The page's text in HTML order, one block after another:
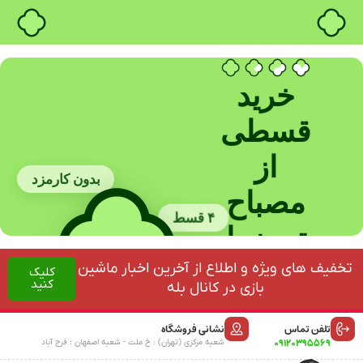
خرید
قسطی
از
مصباح
ترمز با
نصب
در
محل
بدون کارمزد
۴ قسط
بدون چک
بدون ضامن
تخفیف های ویژه و اطلاع از آخرین اخبار ماشین
بازی در کانال بله
کلیک
کنید
تلفن تماس
09120395569
نشانی فروشگاه
شعبه مرکزی (تهران) : خ ملت - شعبه اصفهان : فرح آباد